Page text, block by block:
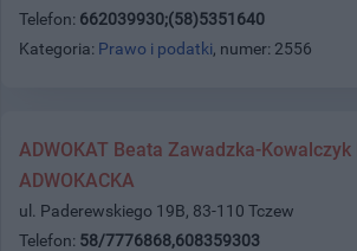
Telefon: 662039930;(58)5351640
Kategoria: Prawo i podatki, numer: 2556
ADWOKAT Beata Zawadzka-Kowalczyk
ADWOKACKA
ul. Paderewskiego 19B, 83-110 Tczew
Telefon: 58/7776868,608359303